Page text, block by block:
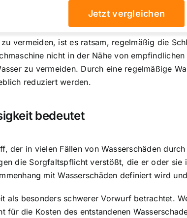
Jetzt vergleichen
vermeiden, ist es ratsam, regelmäßig die
nicht in der Nähe von
zu vermeiden. Durch eine regelmäßige
reduziert werden.
bedeutet
der in vielen Fällen von Wasserschäden
die Sorgfaltspflicht verstößt, die er oder
mit Wasserschäden definiert wird
als besonders schwerer Vorwurf betrachtet.
für die Kosten des entstandenen